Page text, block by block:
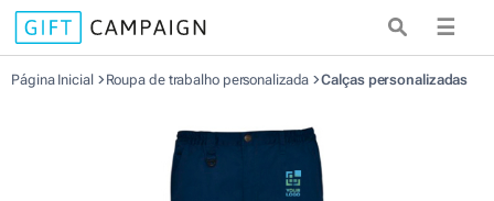
☰
Página Inicial Roupa de trabalho personalizada Calças personalizadas